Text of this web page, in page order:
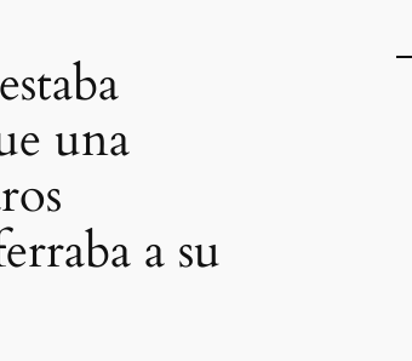
una
a su